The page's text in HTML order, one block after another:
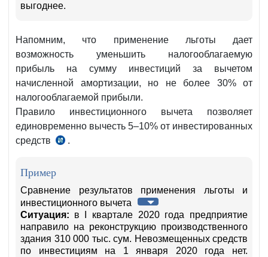
выгоднее.
Напомним, что применение льготы дает
возможность уменьшить налогооблагаемую
прибыль на сумму инвестиций за вычетом
начисленной амортизации, но не более 30% от
налогооблагаемой прибыли.
Правило инвестиционного вычета позволяет
единовременно вычесть 5–10% от инвестированных
средств
ст.
НК
.
Пример
Сравнение результатов применения льготы и
инвестиционного вычета
Ситуация: в I квартале 2020 года предприятие
направило на реконструкцию производственного
здания 310 000 тыс. сум. Невозмещенных средств
по инвестициям на 1 января 2020 года нет.